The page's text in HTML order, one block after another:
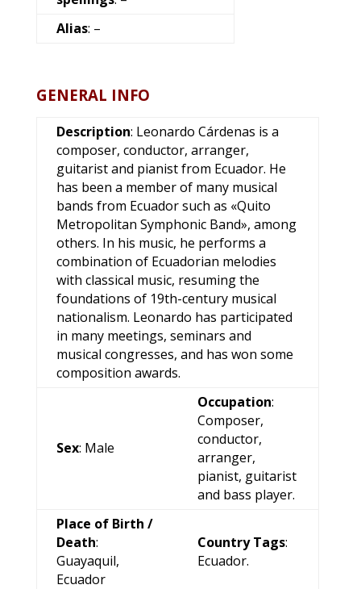
Alias: –
GENERAL INFO
Description: Leonardo Cárdenas is a
composer, conductor, arranger,
guitarist and pianist from Ecuador. He
has been a member of many musical
bands from Ecuador such as «Quito
Metropolitan Symphonic Band», among
others. In his music, he performs a
combination of Ecuadorian melodies
with classical music, resuming the
foundations of 19th-century musical
nationalism. Leonardo has participated
in many meetings, seminars and
musical congresses, and has won some
composition awards.
Sex: Male
Occupation:
Composer,
conductor,
arranger,
pianist, guitarist
and bass player.
Place of Birth /
Death:
Guayaquil,
Ecuador
Country Tags:
Ecuador.